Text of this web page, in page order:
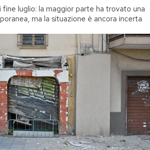
luglio: la maggior parte ha trovato una
ma la situazione è ancora incerta